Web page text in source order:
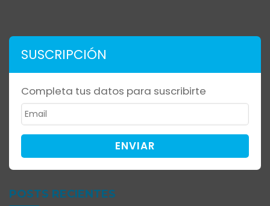
POSTS RECIENTES
SUSCRIPCIÓN
Completa tus datos para suscribirte
ENVIAR